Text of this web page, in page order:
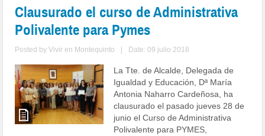
Clausurado el curso de Administrativa
Polivalente para Pymes
Posted byVivir en Montequinto Date: 09 julio 2018
La Tte. de Alcalde, Delegada de
Igualdad y Educación, Dª María
Antonia Naharro Cardeñosa, ha
clausurado el pasado jueves 28 de
junio el Curso de Administrativa
Polivalente para PYMES,